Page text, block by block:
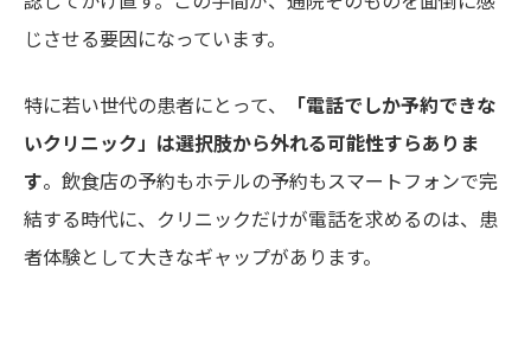
じさせる要因になっています。
特に若い世代の患者にとって、
「電話でしか予約できな
いクリニック」は選択肢から外れる可能性すらありま
す。飲食店の予約もホテルの予約もスマートフォンで完
結する時代に、クリニックだけが電話を求めるのは、患
者体験として大きなギャップがあります。